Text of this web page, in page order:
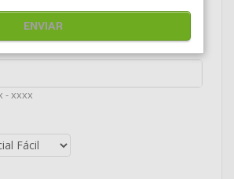
xxxx
- xxxx
ENVIAR